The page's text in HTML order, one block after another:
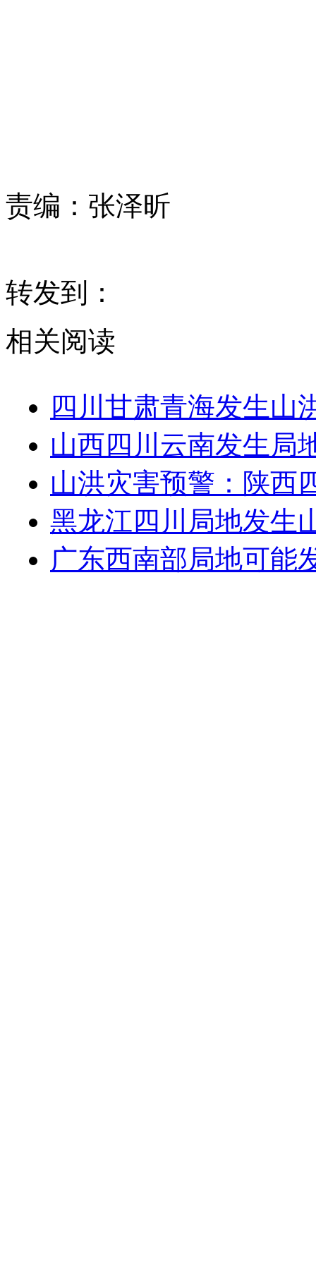
责编： 张泽昕
转发到：
相关阅读
四川甘肃青海发生山
山西四川云南发生局
山洪灾害预警：陕西
黑龙江四川局地发生
广东西南部局地可能